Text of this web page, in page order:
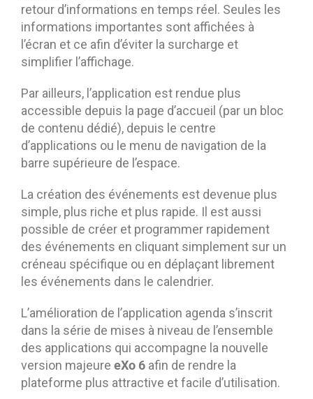
retour d’informations en temps réel. Seules les
informations importantes sont affichées à
l’écran et ce afin d’éviter la surcharge et
simplifier l’affichage.
Par ailleurs, l’application est rendue plus
accessible depuis la page d’accueil (par un bloc
de contenu dédié), depuis le centre
d’applications ou le menu de navigation de la
barre supérieure de l’espace.
La création des événements est devenue plus
simple, plus riche et plus rapide. Il est aussi
possible de créer et programmer rapidement
des événements en cliquant simplement sur un
créneau spécifique ou en déplaçant librement
les événements dans le calendrier.
L’amélioration de l’application agenda s’inscrit
dans la série de mises à niveau de l’ensemble
des applications qui accompagne la nouvelle
version majeure eXo 6 afin de rendre la
plateforme plus attractive et facile d’utilisation.